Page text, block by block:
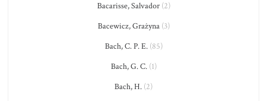
Bacarisse, Salvador(2)
Bacewicz, Grażyna(3)
Bach, C. P. E.(85)
Bach, G. C.(1)
Bach, H. (2)